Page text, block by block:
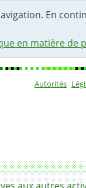
En
en matière de
Autorités